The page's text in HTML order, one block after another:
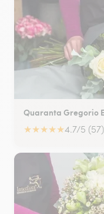
Quaranta Gregorio
★★★★★4.7/5 (57)